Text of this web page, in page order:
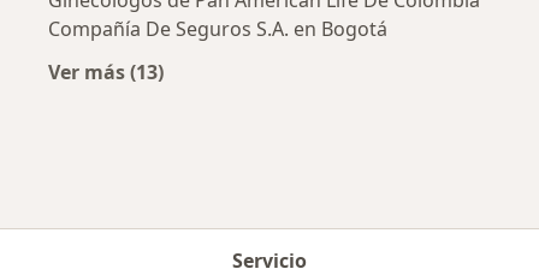
Compañía De Seguros S.A. en Bogotá
Ver más (13)
Servicio